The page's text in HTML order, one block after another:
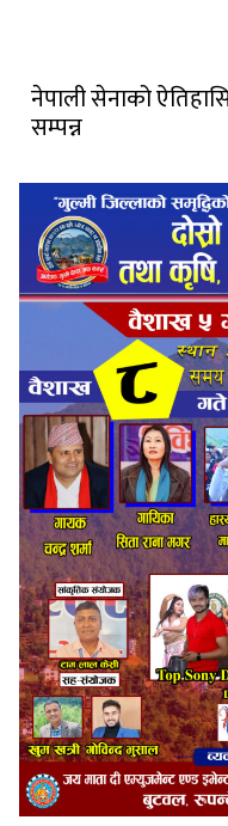
नेपाली सेनाको
सम्पन्न